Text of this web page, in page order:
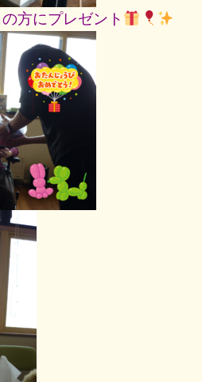
方にプレゼント